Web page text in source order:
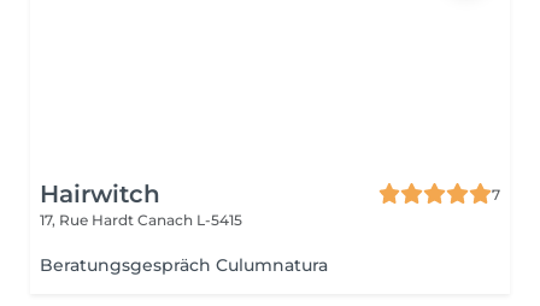
Hairwitch
7
17, Rue Hardt Canach L-5415
Beratungsgespräch Culumnatura